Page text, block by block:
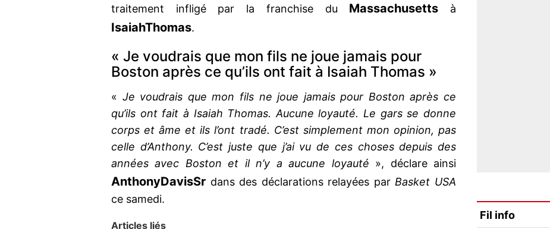
traitement infligé par la franchise du Massachusetts à
IsaiahThomas.
« Je voudrais que mon fils ne joue jamais pour
Boston après ce qu’ils ont fait à Isaiah Thomas »
« Je voudrais que mon fils ne joue jamais pour Boston après ce
qu’ils ont fait à Isaiah Thomas. Aucune loyauté. Le gars se donne
corps et âme et ils l’ont tradé. C’est simplement mon opinion, pas
celle d’Anthony. C’est juste que j’ai vu de ces choses depuis des
années avec Boston et il n’y a aucune loyauté », déclare ainsi
AnthonyDavisSr dans des déclarations relayées parBasket USA
ce samedi.
Articles liés
Fil info